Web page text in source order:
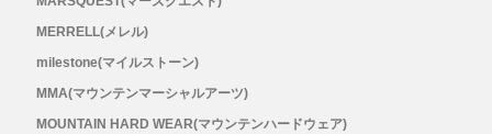
STATIC(スタティック)
MERRELL(メレル)
milestone(マイルストーン)
MMA(マウンテンマーシャルアーツ)
MOUNTAIN HARD WEAR(マウンテンハードウェア)